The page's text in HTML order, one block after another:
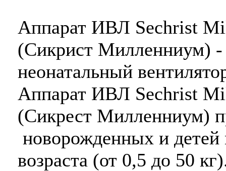
Аппарат ИВЛ Sechrist
(Сикрист Милленниум) -
неонатальный
Аппарат ИВЛ Sechrist
(Сикрест Милленниум)
новорожденных и
возраста (от 0,5 до 50